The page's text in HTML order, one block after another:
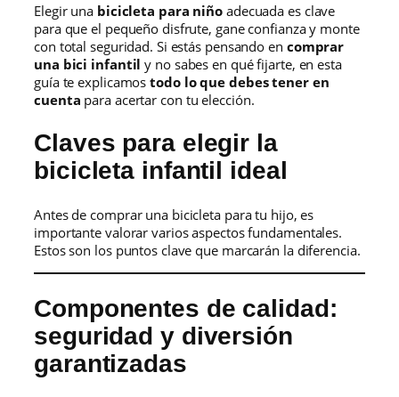
Elegir una bicicleta para niño adecuada es clave
para que el pequeño disfrute, gane confianza y monte
con total seguridad. Si estás pensando en comprar
una bici infantil y no sabes en qué fijarte, en esta
guía te explicamostodo lo que debes tener en
cuenta para acertar con tu elección.
Claves para elegir la
bicicleta infantil ideal
Antes de comprar una bicicleta para tu hijo, es
importante valorar varios aspectos fundamentales.
Estos son los puntos clave que marcarán la diferencia.
Componentes de calidad:
seguridad y diversión
garantizadas